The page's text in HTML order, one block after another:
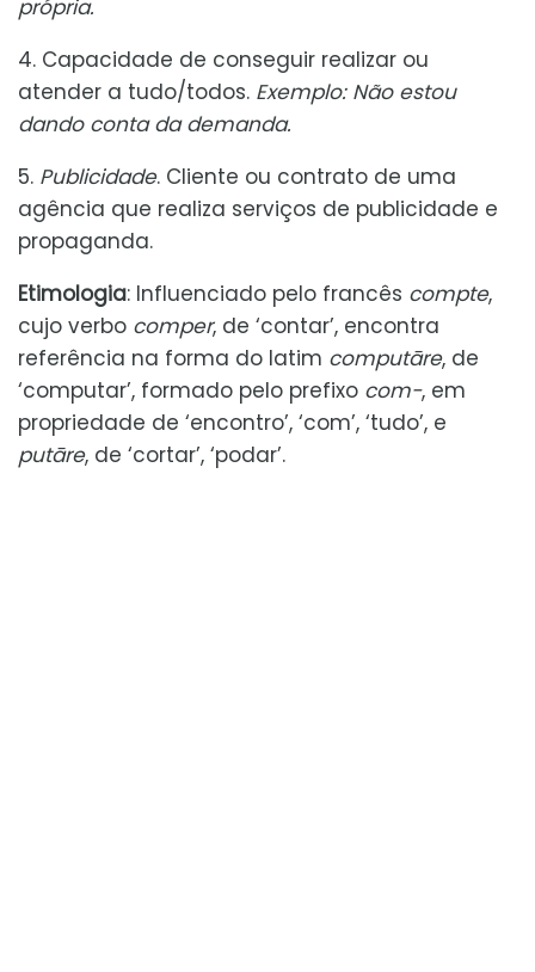
própria.
4. Capacidade de conseguir realizar ou
atender a tudo/todos. Exemplo: Não estou
dando conta da demanda.
5. Publicidade. Cliente ou contrato de uma
agência que realiza serviços de publicidade e
propaganda.
Etimologia: Influenciado pelo francês compte,
cujo verbo comper, de ‘contar’, encontra
referência na forma do latim computāre, de
‘computar’, formado pelo prefixo com-, em
propriedade de ‘encontro’, ‘com’, ‘tudo’, e
putāre, de ‘cortar’, ‘podar’.